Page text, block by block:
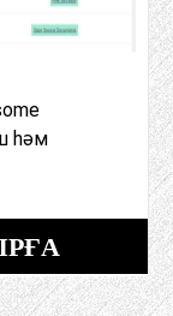
һәм